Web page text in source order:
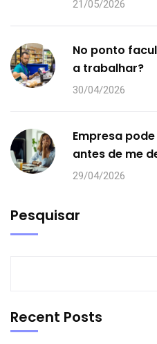
21/05/2026
No ponto
a trabalhar?
30/04/2026
Empresa
antes de me
29/04/2026
Pesquisar
Recent Posts